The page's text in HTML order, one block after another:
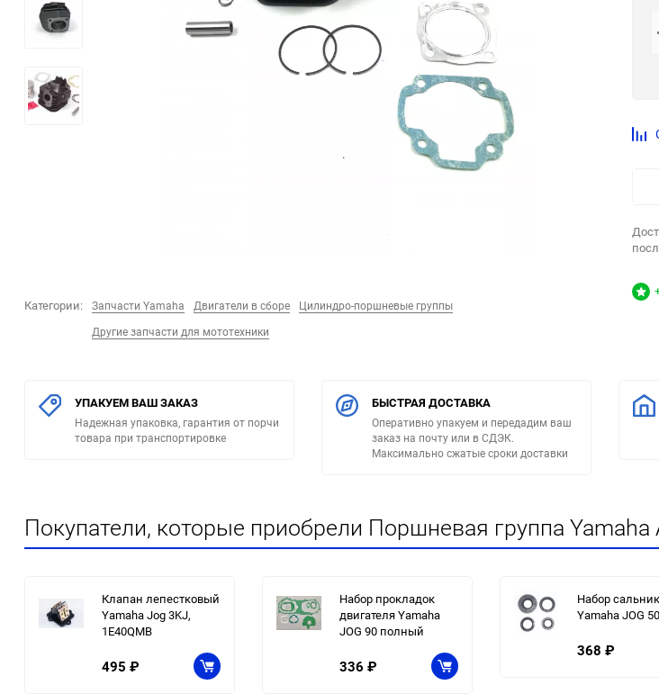
Категории: Запчасти Yamaha Двигатели в сборе
Цилиндро-поршневые группы
Другие запчасти для мототехники
УПАКУЕМ ВАШ ЗАКАЗ
Надежная упаковка, гарантия от порчи
товара при транспортировке
БЫСТРАЯ ДОСТАВКА
Оперативно упакуем и передадим ваш
заказ на почту или в СДЭК.
Максимально сжатые сроки доставки
Покупатели, которые приобрели Поршневая группа
Клапан лепестковый
Yamaha Jog 3KJ,
1E40QMB
495 ₽
Набор прокладок
двигателя Yamaha
JOG 90 полный
336 ₽
Набор
Yamaha JOG 50
368 ₽